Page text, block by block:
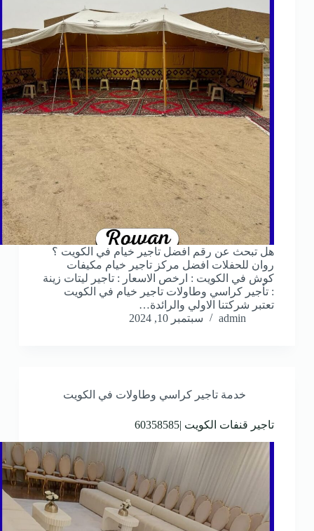
هل تبحث عن رقم افضل تاجير خيام في الكويت ؟
روان للحفلات افضل مركز تاجير خيام مكيفات
كوش في الكويت : ارخص الاسعار : تاجير ليتات زينة
: تأجير كراسي وطاولات تاجير خيام في الكويت
تعتبر شركتنا الاولي والرائدة…
admin
سبتمبر 10, 2024
خدمة تاجير كراسي وطاولات في الكويت
تاجير قنفات الكويت |60358585